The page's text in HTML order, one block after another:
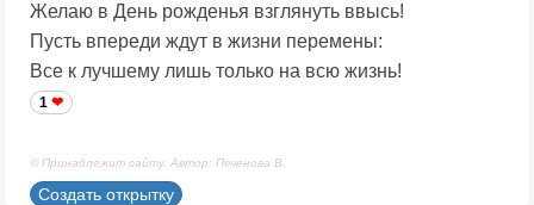
Желаю в День рожденья взглянуть ввысь!
Пусть впереди ждут в жизни перемены:
Все к лучшему лишь только на всю жизнь!
1
© Принадлежит сайту. Автор: Печенова В.
Создать открытку